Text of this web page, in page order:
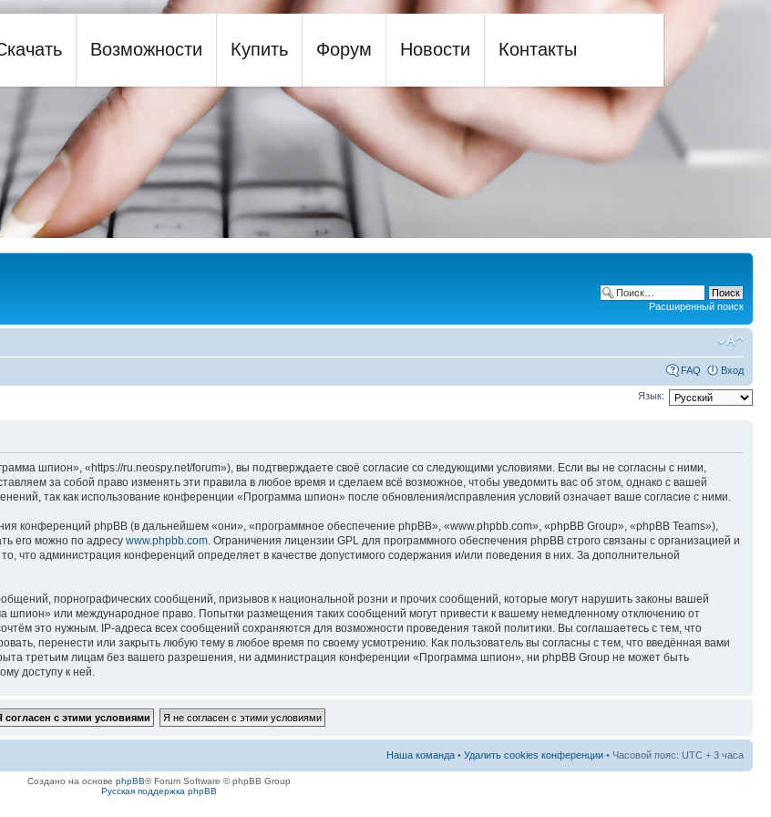
Возможности Купить Форум Новости Контакты
Расширенный поиск
FAQ Вход
Язык:
шпион», «https://ru.neospy.net/forum»), вы подтверждаете своё согласие со следующими условиями. Если вы не согласны с ними,
за собой право изменять эти правила в любое время и сделаем всё возможное, чтобы уведомить вас об этом, однако с вашей
так как использование конференции «Программа шпион» после обновления/исправления условий означает ваше согласие с ними.
конференций phpBB (в дальнейшем «они», «программное обеспечение phpBB», «www.phpbb.com», «phpBB Group», «phpBB Teams»),
его можно по адресу www.phpbb.com. Ограничения лицензии GPL для программного обеспечения phpBB строго связаны с организацией и
что администрация конференций определяет в качестве допустимого содержания и/или поведения в них. За дополнительной
порнографических сообщений, призывов к национальной розни и прочих сообщений, которые могут нарушить законы вашей
шпион» или международное право. Попытки размещения таких сообщений могут привести к вашему немедленному отключению от
это нужным. IP-адреса всех сообщений сохраняются для возможности проведения такой политики. Вы соглашаетесь с тем, что
перенести или закрыть любую тему в любое время по своему усмотрению. Как пользователь вы согласны с тем, что введённая вами
третьим лицам без вашего разрешения, ни администрация конференции «Программа шпион», ни phpBB Group не может быть
доступу к ней.
Наша команда • Удалить cookies конференции • Часовой пояс: UTC + 3 часа
Создано на основе phpBB® Forum Software © phpBB Group
Русская поддержка phpBB